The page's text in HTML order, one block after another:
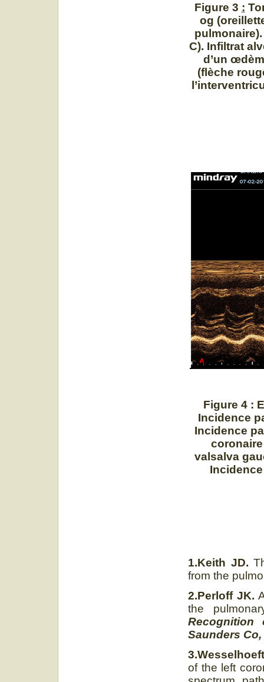
Figure 3 :
og
C). Infiltrat
d’un
(flèche
Figure 4 :
Incidence
Incidence
valsalva
1.Keith JD.
from the
2.Perloff JK.
the
Recognition
Saunders
of the left